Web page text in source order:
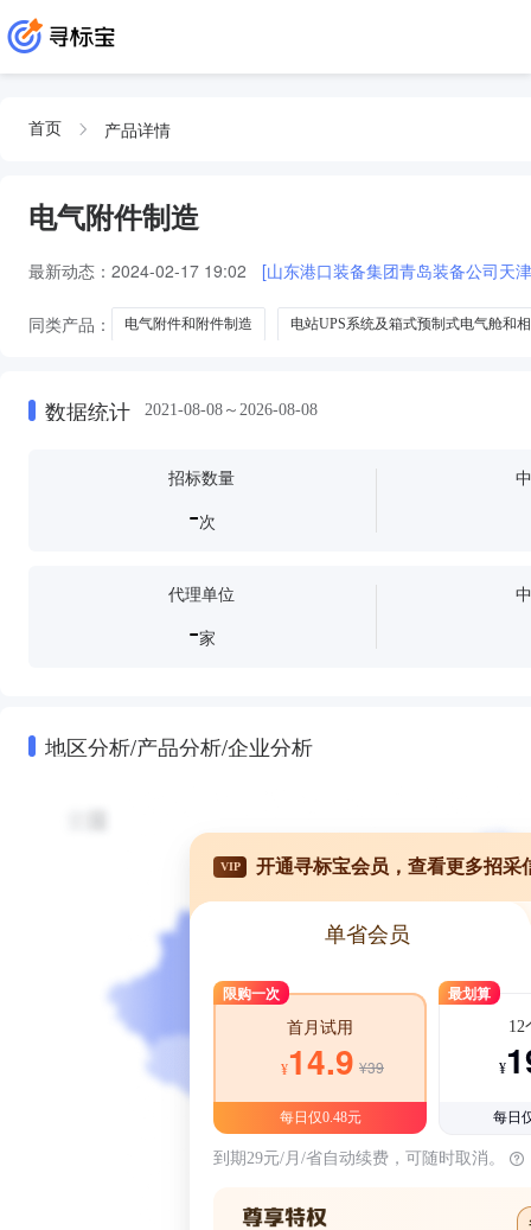
首页 产品详情
电气附件制造
最新动态： 2024-02-17 19:02 [山东港口装备集团青岛装备公司天
同类产品： 电气附件和附件制造 电站UPS系统及箱式预制式电气舱和
数据统计 2021-08-08～2026-08-08
招标数量
-次
代理单位
-家
地区分析/产品分析/企业分析
VIP 开通寻标宝会员，查看更多招采
单省会员
限购一次
首月试用
¥14.9 ¥39
每日仅0.48元
最划算
12
¥
每日
到期29元/月/省自动续费，可随时取消。